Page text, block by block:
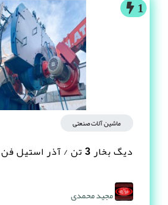
1
ماشین آلات صنعتی
دیگ بخار 3 تن / آذر استیل فن آوران
مجید محمدی